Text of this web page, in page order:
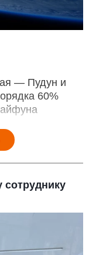
— Пудун и
60%
сотруднику